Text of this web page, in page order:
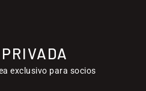
exclusivo para socios